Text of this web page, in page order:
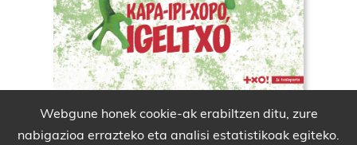
Webgune honek cookie-ak erabiltzen ditu, zure
nabigazioa errazteko eta analisi estatistikoak egiteko.